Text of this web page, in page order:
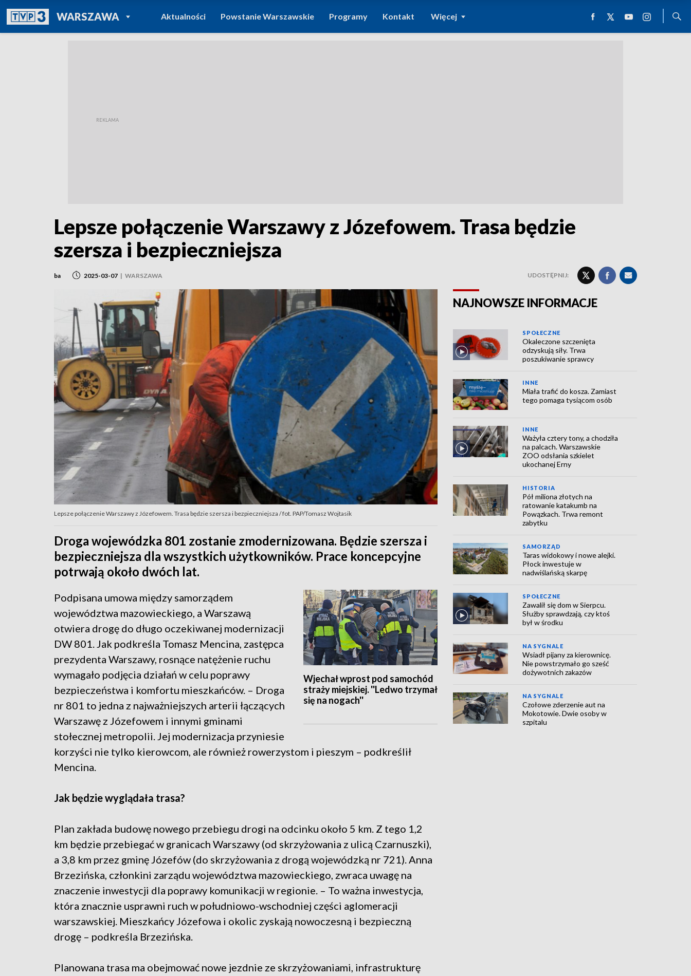
WARSZAWAPOWRÓT DO
TVP REGIONY
Aktualności Powstanie Warszawskie Programy Kontakt Więcej
Lepsze połączenie Warszawy z Józefowem. Trasa będzie
szersza i bezpieczniejsza
ba 2025-03-07 | WARSZAWA UDOSTĘPNIJ:
Lepsze połączenie Warszawy z Józefowem. Trasa będzie szersza i bezpieczniejsza / fot. PAP/Tomasz Wojtasik
Droga wojewódzka 801 zostanie zmodernizowana. Będzie szersza i
bezpieczniejsza dla wszystkich użytkowników. Prace koncepcyjne
potrwają około dwóch lat.
Wjechał wprost pod samochód
straży miejskiej. ''Ledwo trzymał
się na nogach''
Podpisana umowa między samorządem
województwa mazowieckiego, a Warszawą
otwiera drogę do długo oczekiwanej modernizacji
DW 801. Jak podkreśla Tomasz Mencina, zastępca
prezydenta Warszawy, rosnące natężenie ruchu
wymagało podjęcia działań w celu poprawy
bezpieczeństwa i komfortu mieszkańców. – Droga
nr 801 to jedna z najważniejszych arterii łączących
Warszawę z Józefowem i innymi gminami
stołecznej metropolii. Jej modernizacja przyniesie
korzyści nie tylko kierowcom, ale również rowerzystom i pieszym – podkreślił
Mencina.
Jak będzie wyglądała trasa?
Plan zakłada budowę nowego przebiegu drogi na odcinku około 5 km. Z tego 1,2
km będzie przebiegać w granicach Warszawy (od skrzyżowania z ulicą Czarnuszki),
a 3,8 km przez gminę Józefów (do skrzyżowania z drogą wojewódzką nr 721). Anna
Brzezińska, członkini zarządu województwa mazowieckiego, zwraca uwagę na
znaczenie inwestycji dla poprawy komunikacji w regionie. – To ważna inwestycja,
która znacznie usprawni ruch w południowo-wschodniej części aglomeracji
warszawskiej. Mieszkańcy Józefowa i okolic zyskają nowoczesną i bezpieczną
drogę – podkreśla Brzezińska.
Planowana trasa ma obejmować nowe jezdnie ze skrzyżowaniami, infrastrukturę
NAJNOWSZE INFORMACJE
SPOŁECZNE
Okaleczone szczenięta
odzyskują siły. Trwa
poszukiwanie sprawcy
INNE
Miała trafić do kosza. Zamiast
tego pomaga tysiącom osób
INNE
Ważyła cztery tony, a chodziła
na palcach. Warszawskie
ZOO odsłania szkielet
ukochanej Erny
HISTORIA
Pół miliona złotych na
ratowanie katakumb na
Powązkach. Trwa remont
zabytku
SAMORZĄD
Taras widokowy i nowe alejki.
Płock inwestuje w
nadwiślańską skarpę
SPOŁECZNE
Zawalił się dom w Sierpcu.
Służby sprawdzają, czy ktoś
był w środku
NA SYGNALE
Wsiadł pijany za kierownicę.
Nie powstrzymało go sześć
dożywotnich zakazów
NA SYGNALE
Czołowe zderzenie aut na
Mokotowie. Dwie osoby w
szpitalu